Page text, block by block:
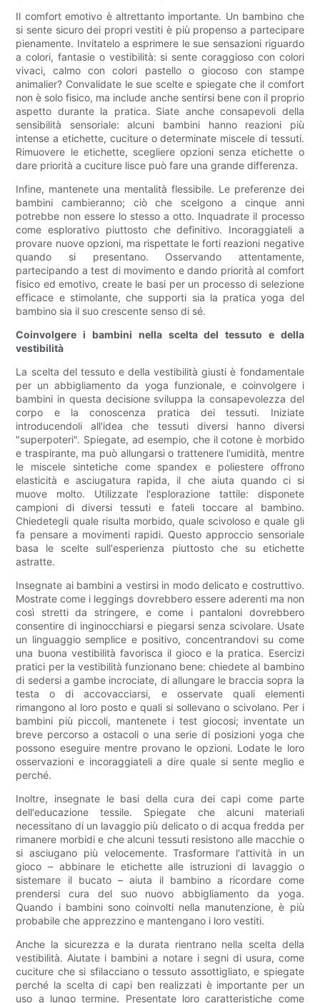
Il comfort emotivo è altrettanto importante. Un bambino che
si sente sicuro dei propri vestiti è più propenso a partecipare
pienamente. Invitatelo a esprimere le sue sensazioni riguardo
a colori, fantasie o vestibilità: si sente coraggioso con colori
vivaci, calmo con colori pastello o giocoso con stampe
animalier? Convalidate le sue scelte e spiegate che il comfort
non è solo fisico, ma include anche sentirsi bene con il proprio
aspetto durante la pratica. Siate anche consapevoli della
sensibilità sensoriale: alcuni bambini hanno reazioni più
intense a etichette, cuciture o determinate miscele di tessuti.
Rimuovere le etichette, scegliere opzioni senza etichette o
dare priorità a cuciture lisce può fare una grande differenza.
Infine, mantenete una mentalità flessibile. Le preferenze dei
bambini cambieranno; ciò che scelgono a cinque anni
potrebbe non essere lo stesso a otto. Inquadrate il processo
come esplorativo piuttosto che definitivo. Incoraggiateli a
provare nuove opzioni, ma rispettate le forti reazioni negative
quando si presentano. Osservando attentamente,
partecipando a test di movimento e dando priorità al comfort
fisico ed emotivo, create le basi per un processo di selezione
efficace e stimolante, che supporti sia la pratica yoga del
bambino sia il suo crescente senso di sé.
Coinvolgere i bambini nella scelta del tessuto e della
vestibilità
La scelta del tessuto e della vestibilità giusti è fondamentale
per un abbigliamento da yoga funzionale, e coinvolgere i
bambini in questa decisione sviluppa la consapevolezza del
corpo e la conoscenza pratica dei tessuti. Iniziate
introducendoli all'idea che tessuti diversi hanno diversi
"superpoteri". Spiegate, ad esempio, che il cotone è morbido
e traspirante, ma può allungarsi o trattenere l'umidità, mentre
le miscele sintetiche come spandex e poliestere offrono
elasticità e asciugatura rapida, il che aiuta quando ci si
muove molto. Utilizzate l'esplorazione tattile: disponete
campioni di diversi tessuti e fateli toccare al bambino.
Chiedetegli quale risulta morbido, quale scivoloso e quale gli
fa pensare a movimenti rapidi. Questo approccio sensoriale
basa le scelte sull'esperienza piuttosto che su etichette
astratte.
Insegnate ai bambini a vestirsi in modo delicato e costruttivo.
Mostrate come i leggings dovrebbero essere aderenti ma non
così stretti da stringere, e come i pantaloni dovrebbero
consentire di inginocchiarsi e piegarsi senza scivolare. Usate
un linguaggio semplice e positivo, concentrandovi su come
una buona vestibilità favorisca il gioco e la pratica. Esercizi
pratici per la vestibilità funzionano bene: chiedete al bambino
di sedersi a gambe incrociate, di allungare le braccia sopra la
testa o di accovacciarsi, e osservate quali elementi
rimangono al loro posto e quali si sollevano o scivolano. Per i
bambini più piccoli, mantenete i test giocosi; inventate un
breve percorso a ostacoli o una serie di posizioni yoga che
possono eseguire mentre provano le opzioni. Lodate le loro
osservazioni e incoraggiateli a dire quale si sente meglio e
perché.
Inoltre, insegnate le basi della cura dei capi come parte
dell'educazione tessile. Spiegate che alcuni materiali
necessitano di un lavaggio più delicato o di acqua fredda per
rimanere morbidi e che alcuni tessuti resistono alle macchie o
si asciugano più velocemente. Trasformare l'attività in un
gioco – abbinare le etichette alle istruzioni di lavaggio o
sistemare il bucato – aiuta il bambino a ricordare come
prendersi cura del suo nuovo abbigliamento da yoga.
Quando i bambini sono coinvolti nella manutenzione, è più
probabile che apprezzino e mantengano i loro vestiti.
Anche la sicurezza e la durata rientrano nella scelta della
vestibilità. Aiutate i bambini a notare i segni di usura, come
cuciture che si sfilacciano o tessuto assottigliato, e spiegate
perché la scelta di capi ben realizzati è importante per un
uso a lungo termine. Presentate loro caratteristiche come